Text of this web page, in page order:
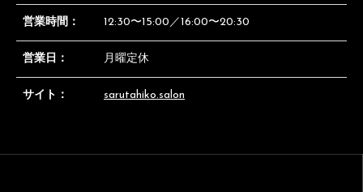
営業時間： 12:30〜15:00／16:00〜20:30
営業日： 月曜定休
サイト： sarutahiko.salon